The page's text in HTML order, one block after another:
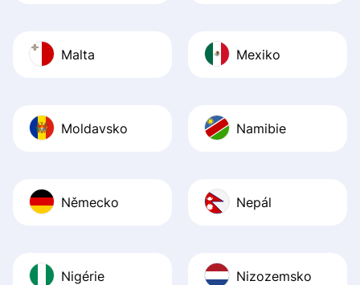
Malta Mexiko
Moldavsko Namibie
Německo Nepál
Nigérie Nizozemsko